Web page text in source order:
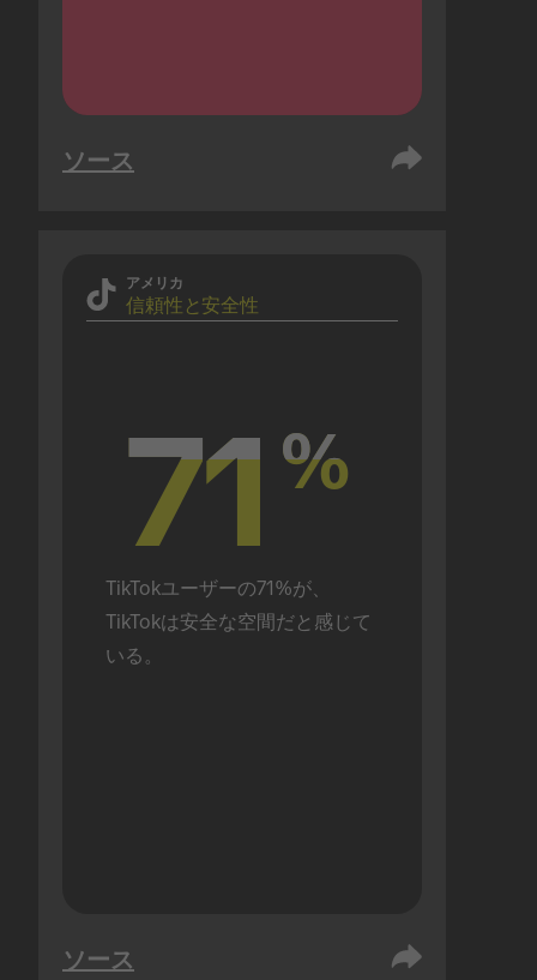
ソース
アメリカ
信頼性と安全性
71 %
71 %
TikTokユーザーの71%が、
TikTokは安全な空間だと感じて
いる。
ソース